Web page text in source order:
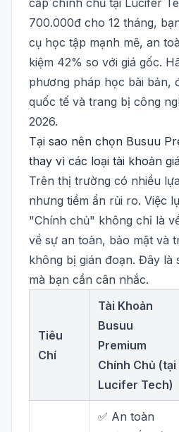
cấp chính chủ tại Lucifer
700.000đ cho 12 tháng,
cụ học tập mạnh mẽ, an
kiệm 42% so với giá gốc.
phương pháp học bài bản,
quốc tế và trang bị công
2026.
Tại sao nên chọn Busuu
thay vì các loại tài khoản
Trên thị trường có nhiều
nhưng tiềm ẩn rủi ro. Việc
"Chính chủ" không chỉ là
về sự an toàn, bảo mật và
không bị gián đoạn. Đây là
mà bạn cần cân nhắc.
Tiêu
Chí
Tài Khoản
Busuu
Premium
Chính Chủ (tại
Lucifer Tech)
✅ An toàn